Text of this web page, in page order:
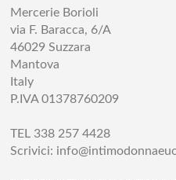
Mercerie Borioli
via F. Baracca, 6/A
46029 Suzzara
Mantova
Italy
P.IVA 01378760209
TEL 338 257 4428
Scrivici: